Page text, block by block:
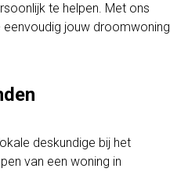
te helpen. Met ons
eenvoudig jouw droomwoning
deskundige bij het
van een woning in